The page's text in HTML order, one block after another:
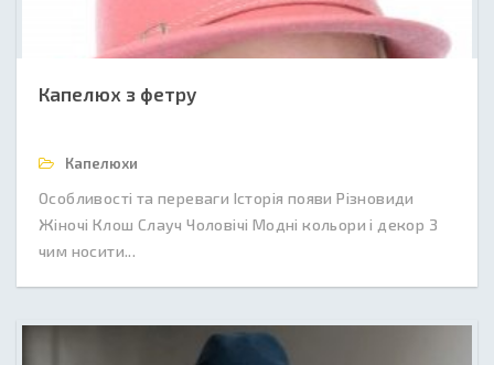
Капелюх з фетру
Капелюхи
Особливості та переваги Історія появи Різновиди
Жіночі Клош Слауч Чоловічі Модні кольори і декор З
чим носити...